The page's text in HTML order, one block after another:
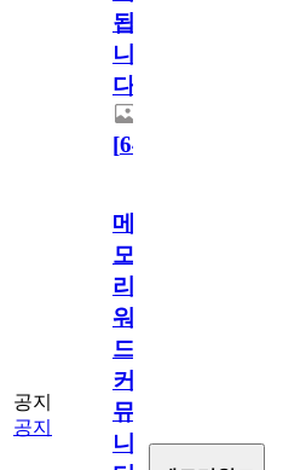
됩
니
다.
[64
공지
공지
메
모
리
워
드
커
뮤
니